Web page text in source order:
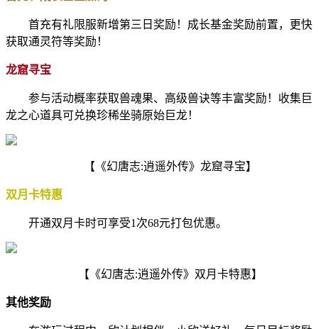
首充有礼限服新增第三日奖励！成长基金奖励前置，更快
获取通灵符等奖励！
龙窟寻宝
参与活动概率获取兽魂果、高级兽诀等丰富奖励！收集巨
龙之心道具可兑换珍稀坐骑原始巨龙！
【《幻唐志:逍遥外传》龙窟寻宝】
双月卡特惠
开通双月卡时可享受1次68元打包优惠。
【《幻唐志:逍遥外传》双月卡特惠】
其他奖励